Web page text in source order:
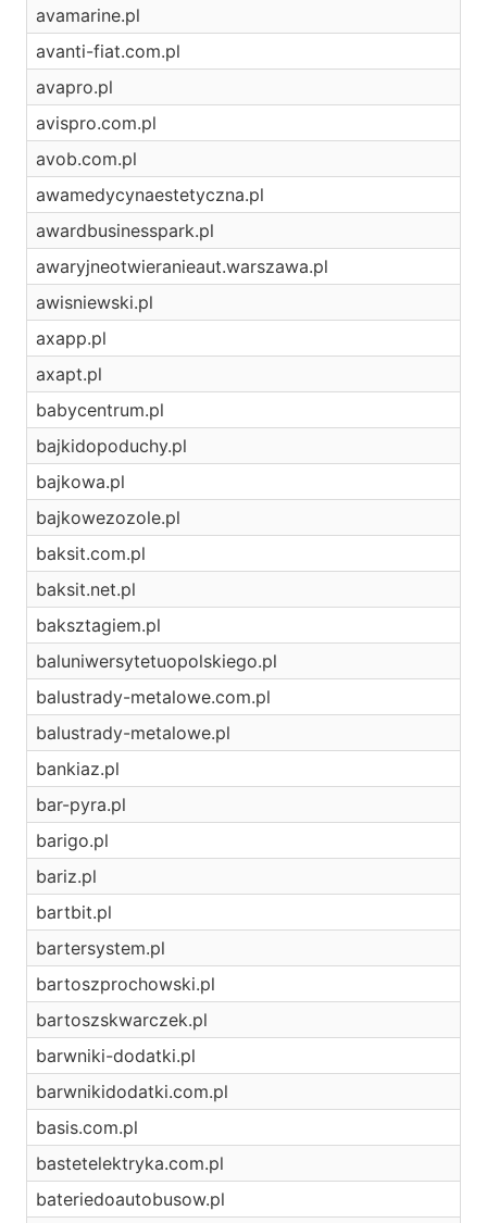
avamarine.pl
avanti-fiat.com.pl
avapro.pl
avispro.com.pl
avob.com.pl
awamedycynaestetyczna.pl
awardbusinesspark.pl
awaryjneotwieranieaut.warszawa.pl
awisniewski.pl
axapp.pl
axapt.pl
babycentrum.pl
bajkidopoduchy.pl
bajkowa.pl
bajkowezozole.pl
baksit.com.pl
baksit.net.pl
baksztagiem.pl
baluniwersytetuopolskiego.pl
balustrady-metalowe.com.pl
balustrady-metalowe.pl
bankiaz.pl
bar-pyra.pl
barigo.pl
bariz.pl
bartbit.pl
bartersystem.pl
bartoszprochowski.pl
bartoszskwarczek.pl
barwniki-dodatki.pl
barwnikidodatki.com.pl
basis.com.pl
bastetelektryka.com.pl
bateriedoautobusow.pl